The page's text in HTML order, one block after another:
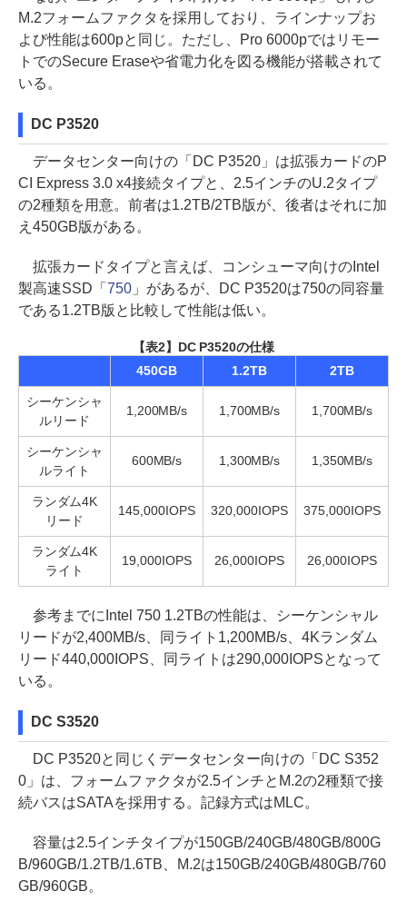
M.2フォームファクタを採用しており、ラインナップお
よび性能は600pと同じ。ただし、Pro 6000pではリモー
トでのSecure Eraseや省電力化を図る機能が搭載されて
いる。
DC P3520
データセンター向けの「DC P3520」は拡張カードのP
CI Express 3.0 x4接続タイプと、2.5インチのU.2タイプ
の2種類を用意。前者は1.2TB/2TB版が、後者はそれに加
え450GB版がある。
拡張カードタイプと言えば、コンシューマ向けのIntel
製高速SSD「 750」があるが、DC P3520は750の同容量
である1.2TB版と比較して性能は低い。
【表2】DC P3520の仕様
450GB
1.2TB 2TB
シーケンシャ
ルリード
1,200MB/s 1,700MB/s 1,700MB/s
シーケンシャ
ルライト
600MB/s 1,300MB/s 1,350MB/s
ランダム4K
リード
145,000IOPS 320,000IOPS 375,000IOPS
ランダム4K
ライト
19,000IOPS 26,000IOPS 26,000IOPS
参考までにIntel 750 1.2TBの性能は、シーケンシャル
リードが2,400MB/s、同ライト1,200MB/s、4Kランダム
リード440,000IOPS、同ライトは290,000IOPSとなって
いる。
DC S3520
DC P3520と同じくデータセンター向けの「DC S352
0」は、フォームファクタが2.5インチとM.2の2種類で接
続バスはSATAを採用する。記録方式はMLC。
容量は2.5インチタイプが150GB/240GB/480GB/800G
B/960GB/1.2TB/1.6TB、M.2は150GB/240GB/480GB/760
GB/960GB。